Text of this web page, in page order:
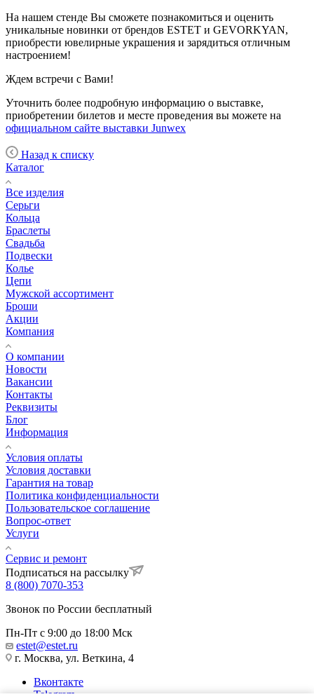
На нашем стенде Вы сможете познакомиться и оценить
уникальные новинки от брендов ESTET и GEVORKYAN,
приобрести ювелирные украшения и зарядиться отличным
настроением!
Ждем встречи с Вами!
Уточнить более подробную информацию о выставке,
приобретении билетов и месте проведения вы можете на
официальном сайте выставки Junwex
Назад к списку
Каталог
Все изделия
Серьги
Кольца
Браслеты
Свадьба
Подвески
Колье
Цепи
Мужской ассортимент
Броши
Акции
Компания
О компании
Новости
Вакансии
Контакты
Реквизиты
Блог
Информация
Условия оплаты
Условия доставки
Гарантия на товар
Политика конфиденциальности
Пользовательское соглашение
Вопрос-ответ
Услуги
Сервис и ремонт
Подписаться на рассылку
8 (800) 7070-353
Звонок по России бесплатный
Пн-Пт с 9:00 до 18:00 Мск
estet@estet.ru
г. Москва, ул. Веткина, 4
Вконтакте
Telegram